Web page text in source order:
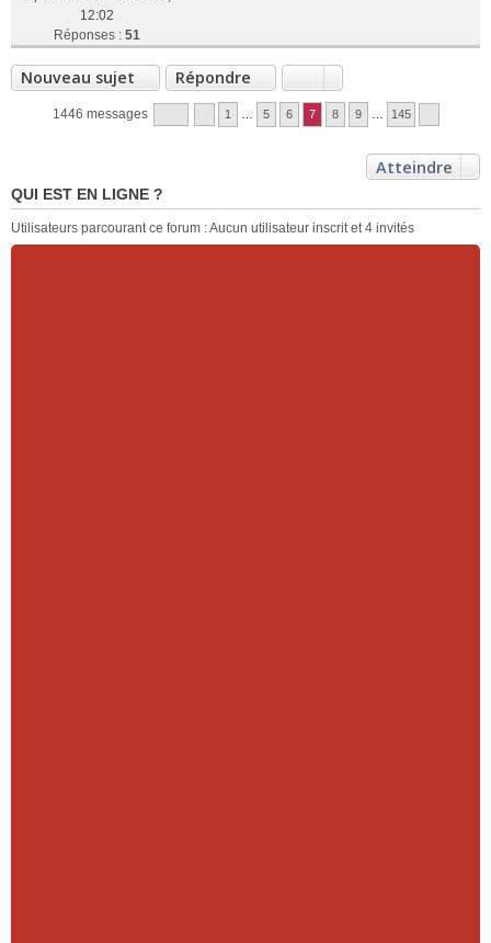
12:02
Réponses : 51
Nouveau sujet Répondre
1446 messages 1 5 6 7 8 9 145
Atteindre
QUI EST EN LIGNE ?
Utilisateurs parcourant ce forum : Aucun utilisateur inscrit et 4 invités